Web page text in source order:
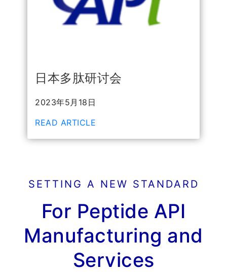
日本多肽研讨会
2023年5月18日
READ ARTICLE
SETTING A NEW STANDARD
For Peptide API
Manufacturing and
Services